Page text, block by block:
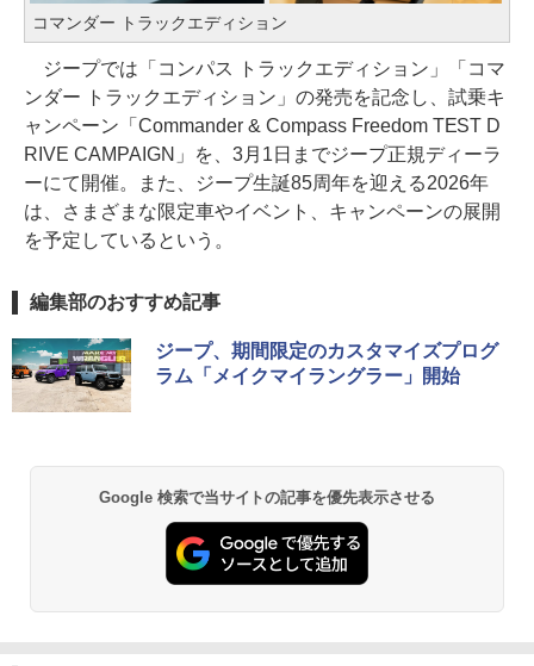
コマンダー トラックエディション
ジープでは「コンパス トラックエディション」「コマ
ンダー トラックエディション」の発売を記念し、試乗キ
ャンペーン「Commander & Compass Freedom TEST D
RIVE CAMPAIGN」を、3月1日までジープ正規ディーラ
ーにて開催。また、ジープ生誕85周年を迎える2026年
は、さまざまな限定車やイベント、キャンペーンの展開
を予定しているという。
編集部のおすすめ記事
ジープ、期間限定のカスタマイズプログ
ラム「メイクマイラングラー」開始
Google 検索で当サイトの記事を優先表示させる